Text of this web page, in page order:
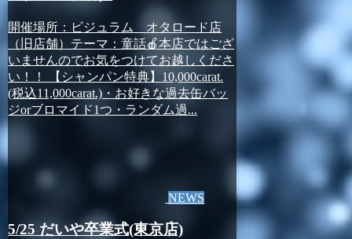
開催場所：ビジュラム オタロード店
（旧店舗）テーマ：童話🍎本店ではござ
いませんのでお気をつけてお越しくださ
い！！ 【シャンパン特典】10,000carat.
(税込11,000carat.)・お好きな過去缶バッ
ジorブロマイド1つ・ランダム過...
NEWS
5/25 だいや卒業式(東京店)